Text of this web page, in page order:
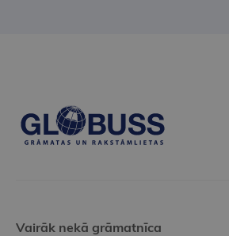
Vairāk nekā grāmatnīca